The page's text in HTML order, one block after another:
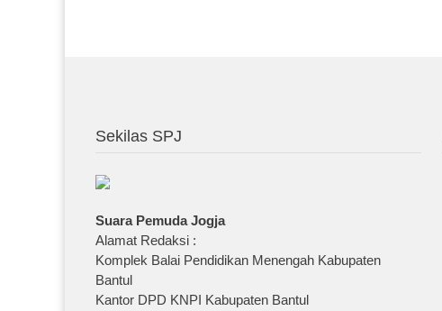
Sekilas SPJ
Suara Pemuda Jogja
Alamat Redaksi :
Komplek Balai Pendidikan Menengah Kabupaten
Bantul
Kantor DPD KNPI Kabupaten Bantul